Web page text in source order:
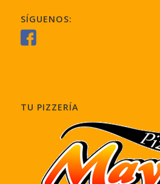
SÍGUENOS:
TU PIZZERÍA